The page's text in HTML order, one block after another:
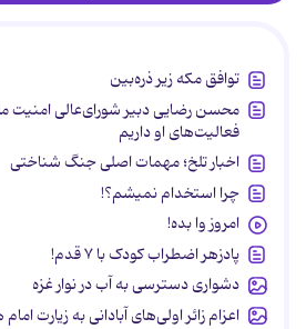
توافق مکه زیر ذره‌بین
محسن رضایی دبیر شورای‌عالی امنیت
فعالیت‌های او داریم
اخبار تلخ؛ مهمات اصلی جنگ شناختی
چرا استخدام نمیشم؟!
امروز وا بده!
پادزهر اضطراب کودک با ۷ قدم!
دشواری دسترسی به آب در نوار غزه
اعزام زائر اولی‌های آبادانی به زیارت